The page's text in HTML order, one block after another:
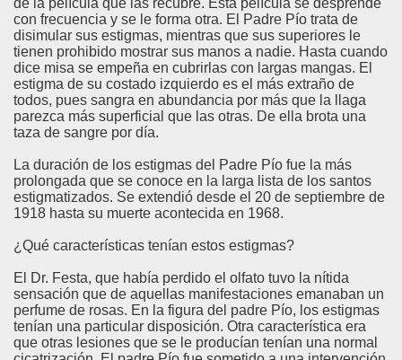
de la película que las recubre. Esta película se desprende
con frecuencia y se le forma otra. El Padre Pío trata de
disimular sus estigmas, mientras que sus superiores le
tienen prohibido mostrar sus manos a nadie. Hasta cuando
dice misa se empeña en cubrirlas con largas mangas. El
estigma de su costado izquierdo es el más extraño de
todos, pues sangra en abundancia por más que la llaga
parezca más superficial que las otras. De ella brota una
taza de sangre por día.
La duración de los estigmas del Padre Pío fue la más
prolongada que se conoce en la larga lista de los santos
estigmatizados. Se extendió desde el 20 de septiembre de
1918 hasta su muerte acontecida en 1968.
¿Qué características tenían estos estigmas?
El Dr. Festa, que había perdido el olfato tuvo la nítida
sensación que de aquellas manifestaciones emanaban un
perfume de rosas. En la figura del padre Pío, los estigmas
tenían una particular disposición. Otra característica era
que otras lesiones que se le producían tenían una normal